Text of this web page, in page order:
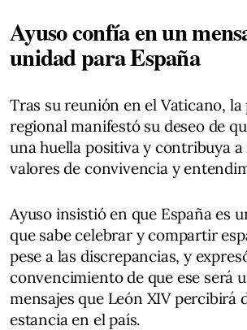
Ayuso confía en un
unidad para España
Tras su reunión en el Vaticano, la
regional manifestó su deseo de
una huella positiva y contribuya
valores de convivencia y
Ayuso insistió en que España es
que sabe celebrar y compartir
pese a las discrepancias, y
convencimiento de que ese será
mensajes que León XIV percibirá
estancia en el país.